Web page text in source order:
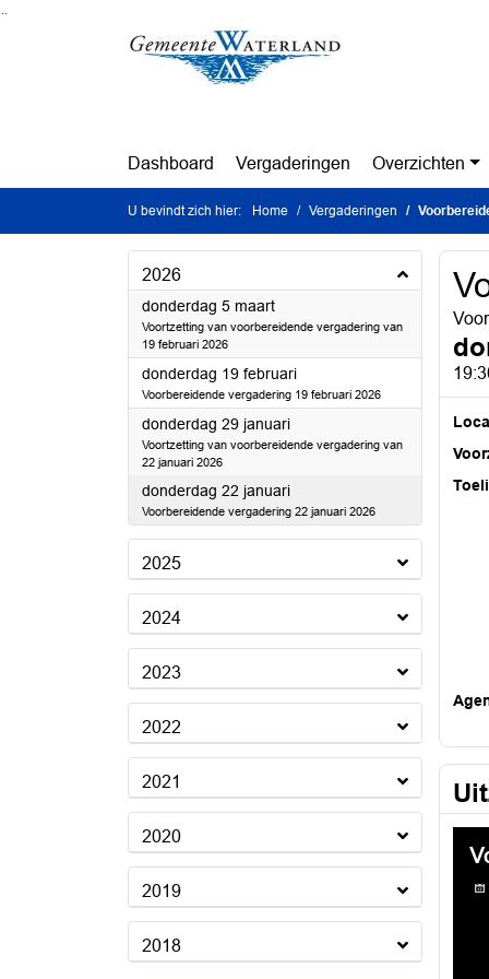
Ga naar de inhoud van deze pagina
Dashboard Vergaderingen Overzichten
U bevindt zich hier: Home Vergaderingen
2026
donderdag 5 maart2026
Voortzetting van voorbereidende vergadering van
19 februari 2026
donderdag 19 februari2026
Voorbereidende vergadering 19 februari 2026
donderdag 29 januari2026
Voortzetting van voorbereidende vergadering van
22 januari 2026
donderdag 22 januari2026
Voorbereidende vergadering 22 januari 2026
2025
2024
2023
2022
2021
2020
2019
2018